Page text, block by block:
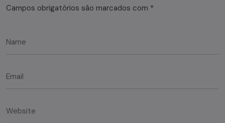
Campos obrigatórios são marcados com *